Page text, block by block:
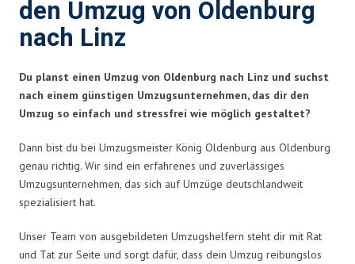
den Umzug von Oldenburg
nach Linz
Du planst einen Umzug von Oldenburg nach Linz und suchst
nach einem günstigen Umzugsunternehmen, das dir den
Umzug so einfach und stressfrei wie möglich gestaltet?
Dann bist du bei Umzugsmeister König Oldenburg aus Oldenburg
genau richtig. Wir sind ein erfahrenes und zuverlässiges
Umzugsunternehmen, das sich auf Umzüge deutschlandweit
spezialisiert hat.
Unser Team von ausgebildeten Umzugshelfern steht dir mit Rat
und Tat zur Seite und sorgt dafür, dass dein Umzug reibungslos